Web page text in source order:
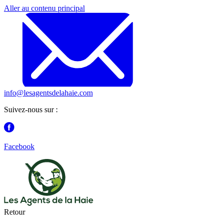
Aller au contenu principal
info@lesagentsdelahaie.com
Suivez-nous sur :
Facebook
Retour